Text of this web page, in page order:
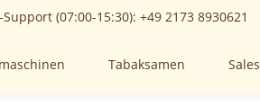
(07:00-15:30): +49 2173 8930621
Tabaksamen Sales